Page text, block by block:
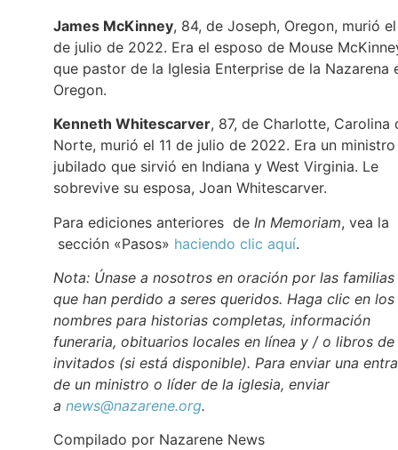
James McKinney, 84, de Joseph, Oregon, murió el
de julio de 2022. Era el esposo de Mouse
que pastor de la Iglesia Enterprise de la Nazarena
Oregon.
Kenneth Whitescarver, 87, de Charlotte, Carolina
Norte, murió el 11 de julio de 2022. Era un ministro
jubilado que sirvió en Indiana y West Virginia. Le
sobrevive su esposa, Joan Whitescarver.
Para ediciones anteriores de In Memoriam, vea la
sección «Pasos» haciendo clic aquí.
Nota: Únase a nosotros en oración por las familias
que han perdido a seres queridos. Haga clic en los
nombres para historias completas, información
funeraria, obituarios locales en línea y / o libros de
invitados (si está disponible). Para enviar una
de un ministro o líder de la iglesia, enviar
a news@nazarene.org.
Compilado por Nazarene News